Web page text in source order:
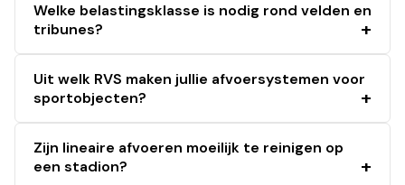
Welke belastingsklasse is nodig rond velden en
tribunes?
Uit welk RVS maken jullie afvoersystemen voor
sportobjecten?
Zijn lineaire afvoeren moeilijk te reinigen op
een stadion?